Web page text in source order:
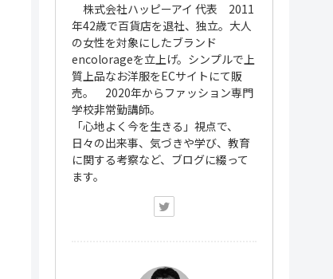
株式会社ハッピーアイ 代表 2011
年42歳で百貨店を退社、独立。大人
の女性を対象にしたブランド
encolorageを立上げ。シンプルで上
質上品なお洋服をECサイトにて販
売。 2020年からファッション専門
学校非常勤講師。
「心地よく今を生きる」視点で、
日々の出来事、気づきや学び、教育
に関する考察など、ブログに綴って
ます。